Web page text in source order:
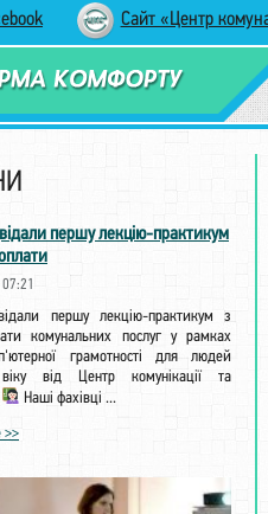
Сайт «Центр
першу лекцію-практикум
першу лекцію-практикум з
комунальних послуг у рамках
грамотності для людей
від Центр комунікації та
Наші фахівці ...
>>